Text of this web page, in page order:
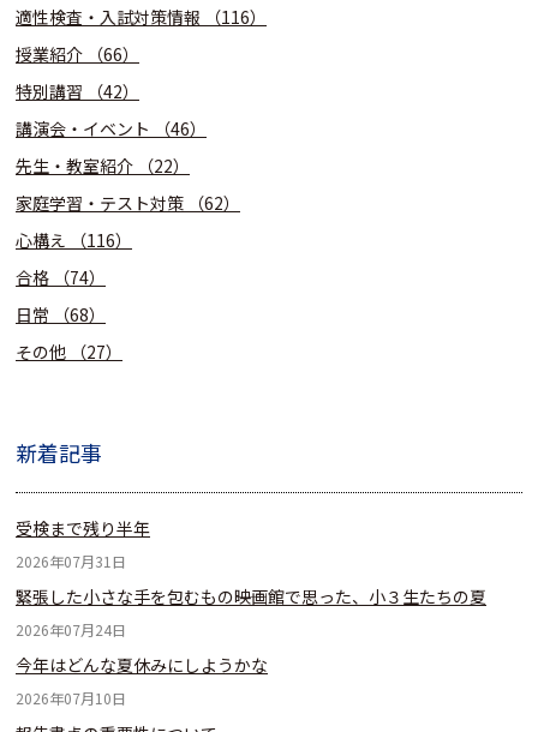
適性検査・入試対策情報
（116）
授業紹介
（66）
特別講習
（42）
講演会・イベント
（46）
先生・教室紹介
（22）
家庭学習・テスト対策
（62）
心構え
（116）
合格
（74）
日常
（68）
その他
（27）
新着記事
受検まで残り半年
2026年07月31日
緊張した小さな手を包むもの――映画館で思った、小３生たちの夏
2026年07月24日
今年はどんな夏休みにしようかな
2026年07月10日